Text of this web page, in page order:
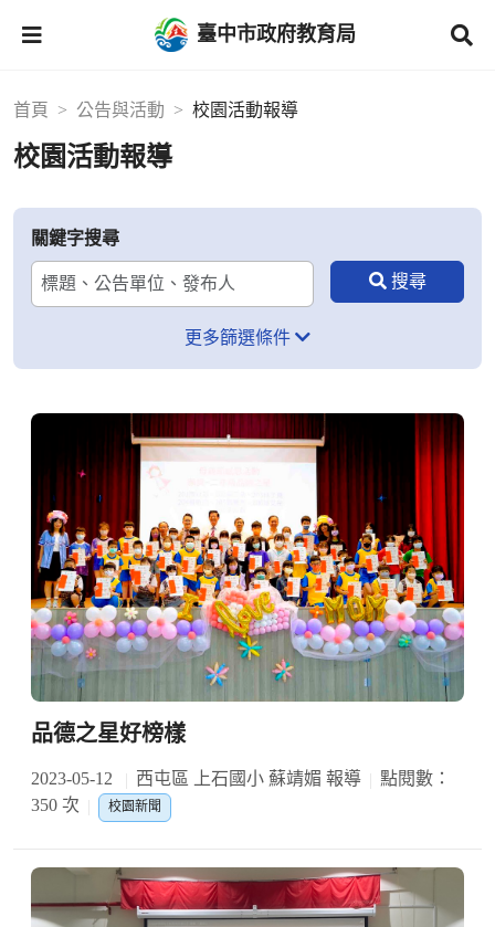
臺中市政府教育局
首頁 公告與活動 校園活動報導
校園活動報導
關鍵字搜尋
更多篩選條件
品德之星好榜樣
2023-05-12 西屯區 上石國小 蘇靖媚 報導
點閱數：
350 次
校園新聞